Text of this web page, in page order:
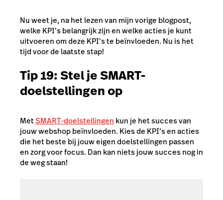
Nu weet je, na het lezen van mijn vorige blogpost,
welke KPI’s belangrijk zijn en welke acties je kunt
uitvoeren om deze KPI’s te beïnvloeden. Nu is het
tijd voor de laatste stap!
Tip 19: Stel je SMART-
doelstellingen op
MetSMART-doelstellingen kun je het succes van
jouw webshop beïnvloeden. Kies de KPI’s en acties
die het beste bij jouw eigen doelstellingen passen
en zorg voor focus. Dan kan niets jouw succes nog in
de weg staan!